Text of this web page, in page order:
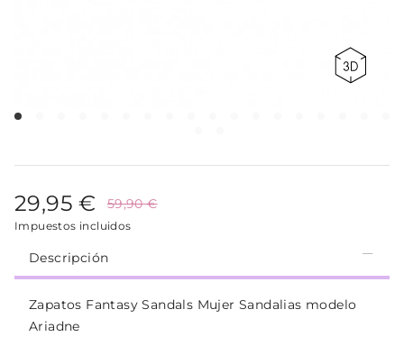
29,95 € 59,90 €
Impuestos incluidos
Descripción
Zapatos Fantasy Sandals Mujer Sandalias modelo
Ariadne